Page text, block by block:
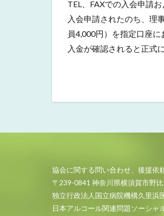
TEL、FAXでの入会申請
入会申請されたのち、理
員4,000円）を指定口座に
入金が確認されると正式
協会に関する問い合わせ、後援依
〒239-0841 神奈川県横須賀市野
独立行政法人国立病院機構久里
日本アルコール関連問題ソーシャ